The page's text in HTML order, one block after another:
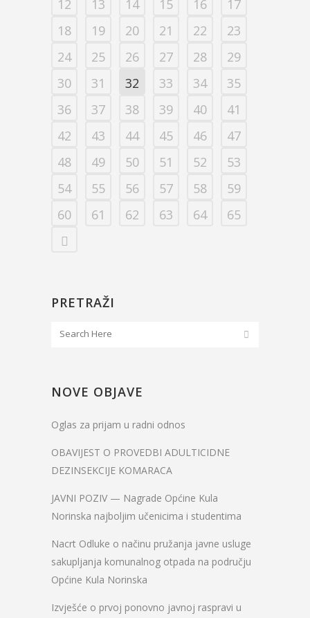
12 13 14 15 16
17
18
19 20 21 22
23
24
25 26 27 28
29
30
31 32 33 34
35
36
37 38 39 40
41
42
43 44 45 46
47
48
49 50 51 52
53
54
55 56 57 58
59
60
61 62 63 64 65
PRETRAŽI
NOVE OBJAVE
Oglas za prijam u radni odnos
OBAVIJEST O PROVEDBI ADULTICIDNE
DEZINSEKCIJE KOMARACA
JAVNI POZIV — Nagrade Općine Kula
Norinska najboljim učenicima i studentima
Nacrt Odluke o načinu pružanja javne usluge
sakupljanja komunalnog otpada na području
Općine Kula Norinska
Izvješće o prvoj ponovno javnoj raspravi u